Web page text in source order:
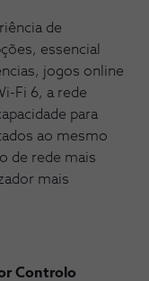
de
essencial
jogos online
Fi 6, a rede
para
ao mesmo
de rede mais
mais
Controlo